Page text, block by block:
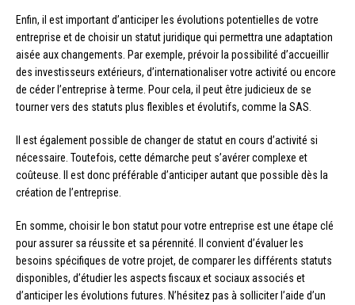
Enfin, il est important d’anticiper les évolutions potentielles de votre
entreprise et de choisir un statut juridique qui permettra une adaptation
aisée aux changements. Par exemple, prévoir la possibilité d’accueillir
des investisseurs extérieurs, d’internationaliser votre activité ou encore
de céder l’entreprise à terme. Pour cela, il peut être judicieux de se
tourner vers des statuts plus flexibles et évolutifs, comme la SAS.
Il est également possible de changer de statut en cours d’activité si
nécessaire. Toutefois, cette démarche peut s’avérer complexe et
coûteuse. Il est donc préférable d’anticiper autant que possible dès la
création de l’entreprise.
En somme, choisir le bon statut pour votre entreprise est une étape clé
pour assurer sa réussite et sa pérennité. Il convient d’évaluer les
besoins spécifiques de votre projet, de comparer les différents statuts
disponibles, d’étudier les aspects fiscaux et sociaux associés et
d’anticiper les évolutions futures. N’hésitez pas à solliciter l’aide d’un